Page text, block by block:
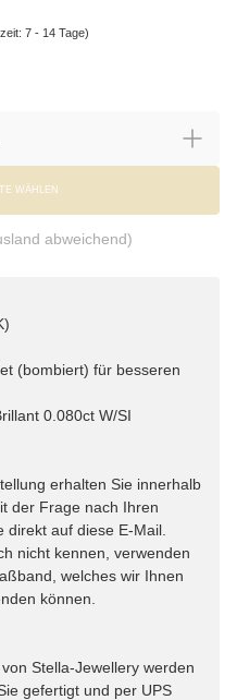
7 - 14 Tage)
WÄHLEN
abweichend)
(bombiert) für besseren
0.080ct W/SI
erhalten Sie innerhalb
der Frage nach Ihren
auf diese E-Mail.
nicht kennen, verwenden
welches wir Ihnen
können.
Stella-Jewellery werden
gefertigt und per UPS